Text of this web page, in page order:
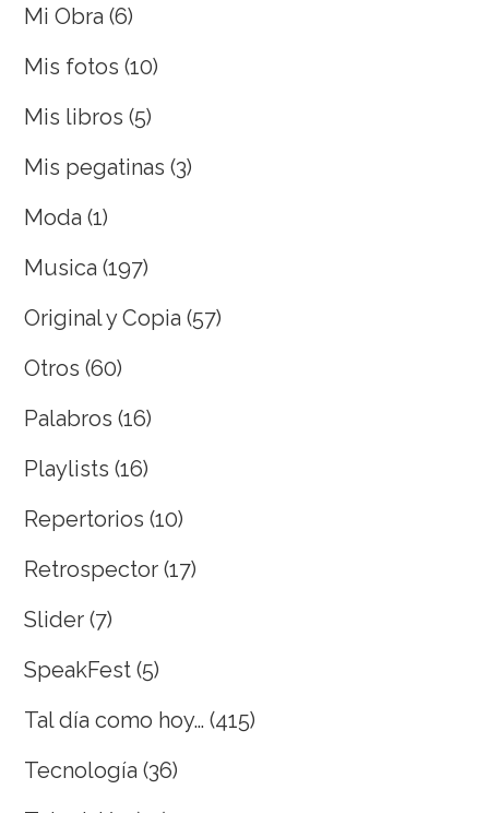
Mi Obra (6)
Mis fotos (10)
Mis libros (5)
Mis pegatinas (3)
Moda (1)
Musica (197)
Original y Copia (57)
Otros (60)
Palabros (16)
Playlists (16)
Repertorios (10)
Retrospector (17)
Slider (7)
SpeakFest (5)
Tal día como hoy… (415)
Tecnología (36)